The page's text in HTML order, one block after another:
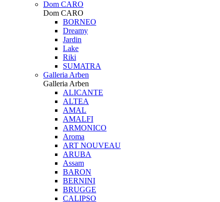
Dom CARO
Dom CARO
BORNEO
Dreamy
Jardin
Lake
Riki
SUMATRA
Galleria Arben
Galleria Arben
ALICANTE
ALTEA
AMAL
AMALFI
ARMONICO
Aroma
ART NOUVEAU
ARUBA
Assam
BARON
BERNINI
BRUGGE
CALIPSO